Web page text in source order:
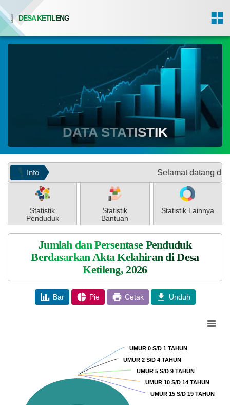
DESA KETILENG
DATA STATISTIK
Info Selamat datang di Website
Statistik
Penduduk
Statistik
Bantuan
Statistik Lainnya
Jumlah dan Persentase Penduduk
Berdasarkan Akta Kelahiran di Desa
Ketileng, 2026
Bar Pie Cetak Unduh
UMUR 0 S/D 1 TAHUN
UMUR 0 S/D 1 TAHUN
UMUR 2 S/D 4 TAHUN
UMUR 2 S/D 4 TAHUN
UMUR 5 S/D 9 TAHUN
UMUR 5 S/D 9 TAHUN
UMUR 10 S/D 14 TAHUN
UMUR 10 S/D 14 TAHUN
UMUR 15 S/D 19 TAHUN
UMUR 15 S/D 19 TAHUN